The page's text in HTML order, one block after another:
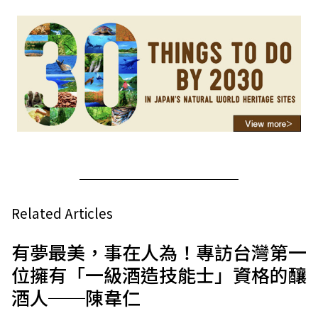
Related Articles
有夢最美，事在人為！專訪台灣第一
位擁有「一級酒造技能士」資格的釀
酒人──陳韋仁